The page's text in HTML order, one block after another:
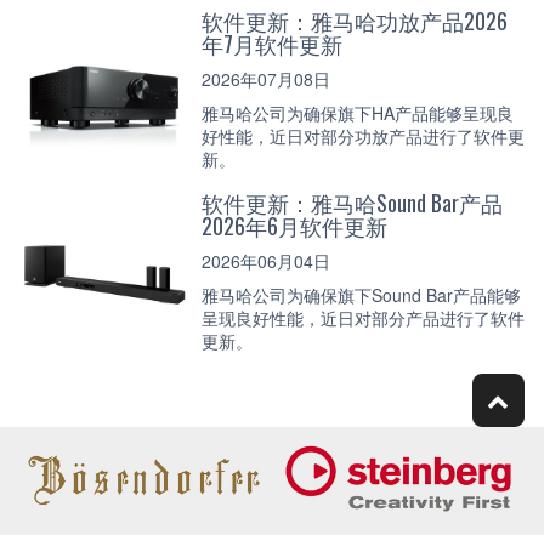
软件更新：雅马哈功放产品2026
年7月软件更新
2026年07月08日
雅马哈公司为确保旗下HA产品能够呈现良
好性能，近日对部分功放产品进行了软件更
新。
软件更新：雅马哈Sound Bar产品
2026年6月软件更新
2026年06月04日
雅马哈公司为确保旗下Sound Bar产品能够
呈现良好性能，近日对部分产品进行了软件
更新。